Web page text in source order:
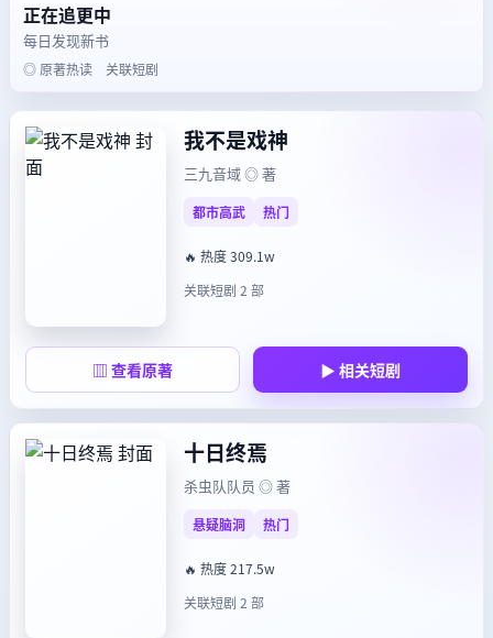
正在追更中
每日发现新书
◎ 原著热读 关联短剧
我不是戏神
三九音域 ◎ 著
都市高武 热门
🔥 热度 309.1w
关联短剧 2 部
▥ 查看原著 ▶ 相关短剧
十日终焉
杀虫队队员 ◎ 著
悬疑脑洞 热门
🔥 热度 217.5w
关联短剧 2 部